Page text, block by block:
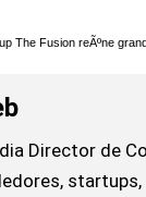
Director de
startups,